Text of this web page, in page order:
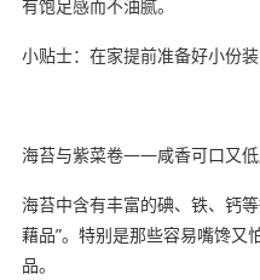
有饱足感而不油腻。
小贴士：在家提前准备好小份
海苔与紫菜卷——咸香可口又
海苔中含有丰富的碘、铁、钙
藉品”。特别是那些容易嘴馋又
品。